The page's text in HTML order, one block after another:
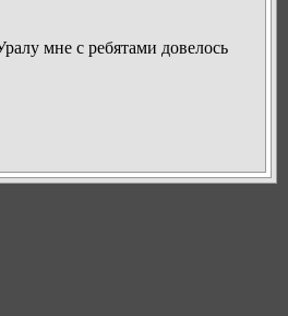
мне с ребятами довелось